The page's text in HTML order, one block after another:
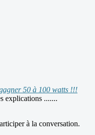
50 à 100 watts !!!
explications .......
à la conversation.